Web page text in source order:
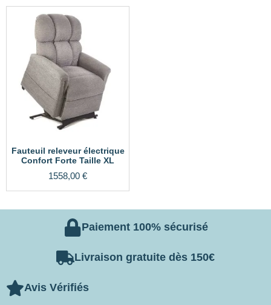
Fauteuil releveur électrique
Confort Forte Taille XL
1558,00 €
Paiement 100% sécurisé
Livraison gratuite dès 150€
Avis Vérifiés